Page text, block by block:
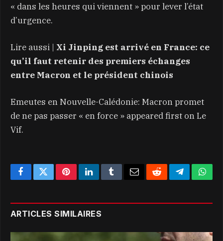
« dans les heures qui viennent » pour lever l’état
d’urgence.
Lire aussi | Xi Jinping est arrivé en France: ce
qu’il faut retenir des premiers échanges
entre Macron et le président chinois
Emeutes en Nouvelle-Calédonie: Macron promet
de ne pas passer « en force » appeared first on Le
Vif.
FacebookTwitterPinterestLinkedInTumblr EmailRedditTelegram
ARTICLES SIMILAIRES